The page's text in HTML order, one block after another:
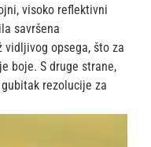
visoko reflektivni
savršena
opsega, što za
boje. S druge strane,
rezolucije za